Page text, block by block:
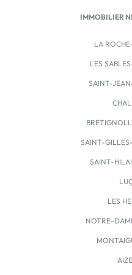
demande. * En
programme immobilier
IMMOBILIER
LA
LES
SAINT-
SAINT-
SAINT-
LES
NOTRE-